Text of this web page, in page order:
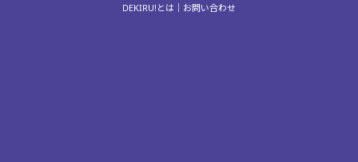
DEKIRU!とは お問い合わせ